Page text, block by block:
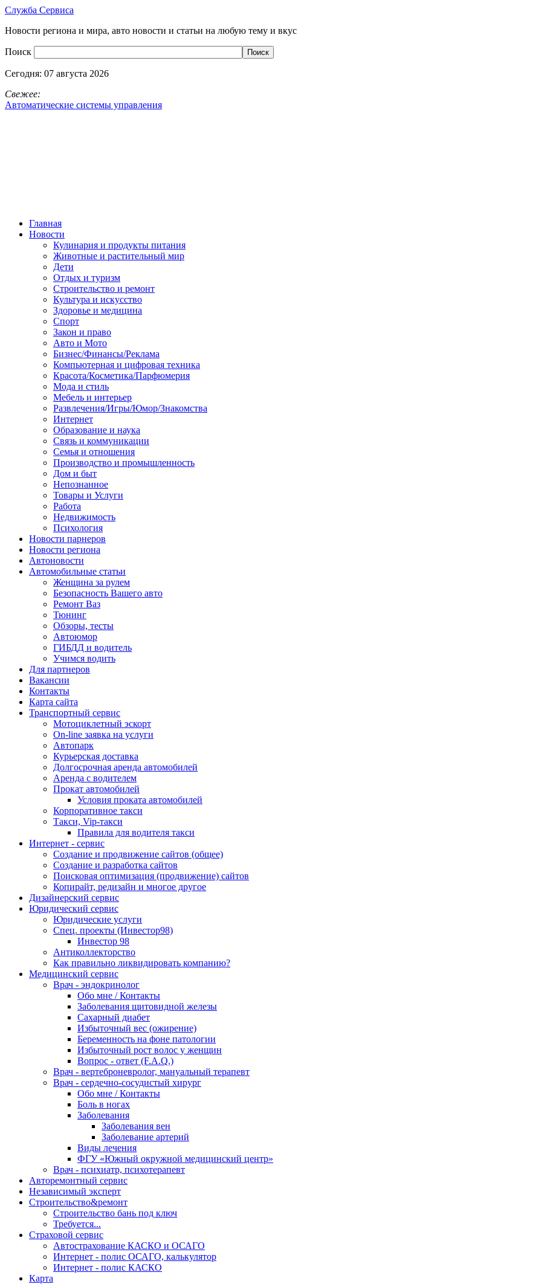
Служба Сервиса
Новости региона и мира, авто новости и статьи на любую тему и вкус
Поиск
Сегодня: 07 августа 2026
Свежее:
Автоматические системы управления
Главная
Новости
Кулинария и продукты питания
Животные и растительный мир
Дети
Отдых и туризм
Строительство и ремонт
Культура и искусство
Здоровье и медицина
Спорт
Закон и право
Авто и Мото
Бизнес/Финансы/Реклама
Компьютерная и цифровая техника
Красота/Косметика/Парфюмерия
Мода и стиль
Мебель и интерьер
Развлечения/Игры/Юмор/Знакомства
Интернет
Образование и наука
Связь и коммуникации
Семья и отношения
Производство и промышленность
Дом и быт
Непознанное
Товары и Услуги
Работа
Недвижимость
Психология
Новости парнеров
Новости региона
Автоновости
Автомобильные статьи
Женщина за рулем
Безопасность Вашего авто
Ремонт Ваз
Тюнинг
Обзоры, тесты
Автоюмор
ГИБДД и водитель
Учимся водить
Для партнеров
Вакансии
Контакты
Карта сайта
Транспортный сервис
Мотоциклетный эскорт
On-line заявка на услуги
Автопарк
Курьерская доставка
Долгосрочная аренда автомобилей
Аренда с водителем
Прокат автомобилей
Условия проката автомобилей
Корпоративное такси
Такси, Vip-такси
Правила для водителя такси
Интернет - сервис
Создание и продвижение сайтов (общее)
Создание и разработка сайтов
Поисковая оптимизация (продвижение) сайтов
Копирайт, редизайн и многое другое
Дизайнерский сервис
Юридический сервис
Юридические услуги
Спец. проекты (Инвестор98)
Инвестор 98
Антиколлекторство
Как правильно ликвидировать компанию?
Медицинский сервис
Врач - эндокринолог
Обо мне / Контакты
Заболевания щитовидной железы
Сахарный диабет
Избыточный вес (ожирение)
Беременность на фоне патологии
Избыточный рост волос у женщин
Вопрос - ответ (F.A.Q.)
Врач - вертеброневролог, мануальный терапевт
Врач - сердечно-сосудистый хирург
Обо мне / Контакты
Боль в ногах
Заболевания
Заболевания вен
Заболевание артерий
Виды лечения
ФГУ «Южный окружной медицинский центр»
Врач - психиатр, психотерапевт
Авторемонтный сервис
Независимый эксперт
Строительство&ремонт
Строительство бань под ключ
Требуется...
Страховой сервис
Автострахование КАСКО и ОСАГО
Интернет - полис ОСАГО, калькулятор
Интернет - полис КАСКО
Карта